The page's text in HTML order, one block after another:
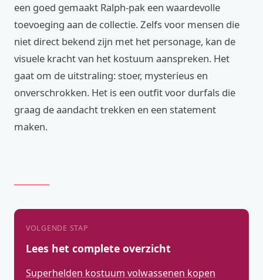
een goed gemaakt Ralph-pak een waardevolle
toevoeging aan de collectie. Zelfs voor mensen die
niet direct bekend zijn met het personage, kan de
visuele kracht van het kostuum aanspreken. Het
gaat om de uitstraling: stoer, mysterieus en
onverschrokken. Het is een outfit voor durfals die
graag de aandacht trekken en een statement
maken.
VOLGENDE STAP
Lees het complete overzicht
Superhelden kostuum volwassenen kopen